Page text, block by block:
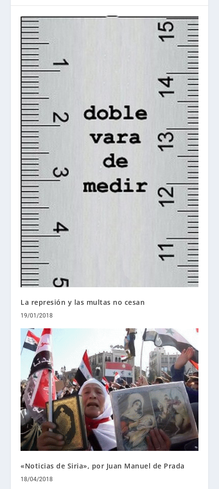
La represión y las multas no cesan
19/01/2018
«Noticias de Siria», por Juan Manuel de Prada
18/04/2018